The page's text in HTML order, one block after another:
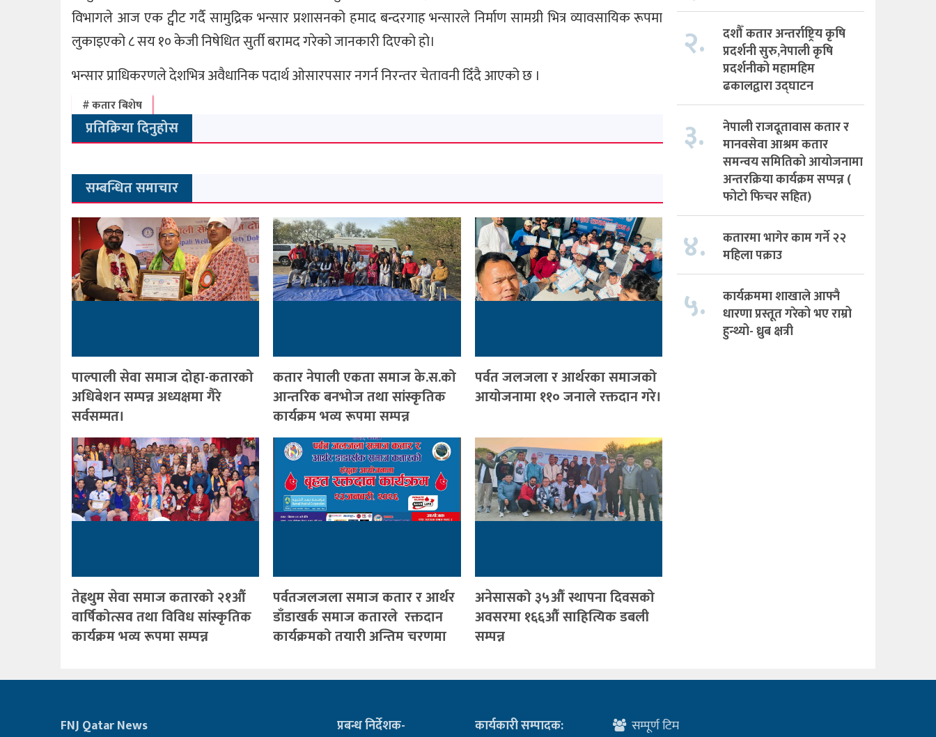
विभागले आज एक ट्वीट गर्दै सामुद्रिक भन्सार प्रशासनको हमाद बन्दरगाह भन्सारले निर्माण सामग्री भित्र व्यावसायिक रूपमा
लुकाइएको ८ सय १० केजी निषेधित सुर्ती बरामद गरेको जानकारी दिएको हो।
भन्सार प्राधिकरणले देशभित्र अवैधानिक पदार्थ ओसारपसार नगर्न निरन्तर चेतावनी दिँदै आएको छ ।
कतार बिशेष
प्रतिक्रिया दिनुहोस
सम्बन्धित समाचार
पाल्पाली सेवा समाज दोहा-कतारको
अधिबेशन सम्पन्न अध्यक्षमा गैरे
सर्वसम्मत।
कतार नेपाली एकता समाज के.स.को
आन्तरिक बनभोज तथा सांस्कृतिक
कार्यक्रम भव्य रूपमा सम्पन्न
पर्वत जलजला र आर्थरका समाजको
आयोजनामा ११० जनाले रक्तदान गरे।
तेह्रथुम सेवा समाज कतारको २१औं
वार्षिकोत्सव तथा विविध सांस्कृतिक
कार्यक्रम भव्य रूपमा सम्पन्न
पर्वतजलजला समाज कतार र आर्थर
डाँडाखर्क समाज कतारले रक्तदान
कार्यक्रमको तयारी अन्तिम चरणमा
अनेसासको ३५औँ स्थापना दिवसको
अवसरमा १६६औँ साहित्यिक डबली
सम्पन्न
२.
दशौँ कतार अन्तर्राष्ट्रिय कृषि
प्रदर्शनी सुरु,नेपाली कृषि
प्रदर्शनीको महामहिम
ढकालद्वारा उद्घाटन
३.
नेपाली राजदूतावास कतार र
मानवसेवा आश्रम कतार
समन्वय समितिको आयोजनामा
अन्तरक्रिया कार्यक्रम सप्पन्न (
फोटो फिचर सहित)
४.
कतारमा भागेर काम गर्ने २२
महिला पक्राउ
५.
कार्यक्रममा शाखाले आफ्नै
धारणा प्रस्तूत गरेको भए राम्रो
हुन्थ्यो- ध्रुब क्षत्री
FNJ Qatar News
प्रबन्ध निर्देशक-
कार्यकारी सम्पादक:
सम्पूर्ण टिम